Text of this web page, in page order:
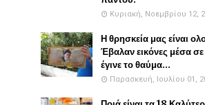
Κυριακή, Νοεμβρίου 12,
Η θρησκεία μας είναι
Έβαλαν εικόνες μέσα σε
έγινε το θαύμα...
Παρασκευή, Ιουλίου 01,